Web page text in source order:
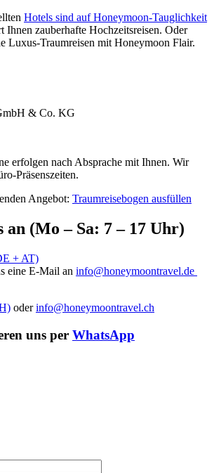
Hotels sind auf Honeymoon-Tauglichkeit
Ihnen zauberhafte Hochzeitsreisen. Oder
Luxus-Traumreisen mit Honeymoon Flair.
& Co. KG
erfolgen nach Absprache mit Ihnen. Wir
Präsenszeiten.
Angebot: Traumreisebogen ausfüllen
an (Mo – Sa: 7 – 17 Uhr)
+ AT)
eine E-Mail an info@honeymoontravel.de
oderinfo@honeymoontravel.ch
uns per WhatsApp